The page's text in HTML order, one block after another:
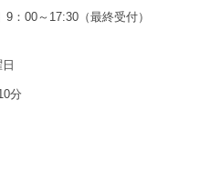
：00～17:30（最終受付）
分